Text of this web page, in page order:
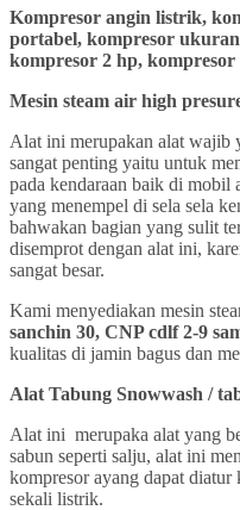
Kompresor angin listrik,
portabel, kompresor
kompresor 2 hp,
Mesin steam air high
Alat ini merupakan alat wajib
sangat penting yaitu untuk
pada kendaraan baik di mobil
yang menempel di sela sela
bahwakan bagian yang sulit
disemprot dengan alat ini,
sangat besar.
Kami menyediakan mesin
sanchin 30, CNP cdlf 2-9
kualitas di jamin bagus dan
Alat Tabung Snowwash /
Alat ini merupaka alat yang
sabun seperti salju, alat ini
kompresor ayang dapat diatur
sekali listrik.